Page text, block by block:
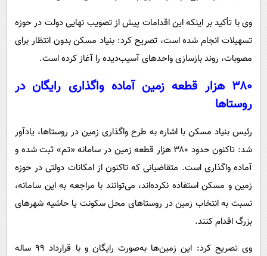
وی با تأکید بر اینکه این اقدامات پیش از تصویب نهایی دولت در حوزه
تسهیلات انجام شده است، تصریح کرد: بنیاد مسکن بدون انتظار برای
مصوبات، روند بازسازی واحدهای آسیب‌دیده را آغاز کرده است.
۳۸۰ هزار قطعه زمین آماده واگذاری رایگان در
روستاها
رئیس بنیاد مسکن با اشاره به طرح واگذاری زمین در روستاها، یادآور
شد: تاکنون حدود ۳۸۰ هزار قطعه زمین در سامانه «تم» ثبت شده و
آماده واگذاری است. متقاضیانی که تاکنون از امکانات دولتی در حوزه
زمین و مسکن استفاده نکرده‌اند، می‌توانند با مراجعه به این سامانه،
نسبت به انتخاب زمین در روستاهای محل سکونت یا حاشیه شهرهای
بزرگ اقدام کنند.
وی تصریح کرد: این زمین‌ها به‌صورت رایگان و با قرارداد ۹۹ ساله